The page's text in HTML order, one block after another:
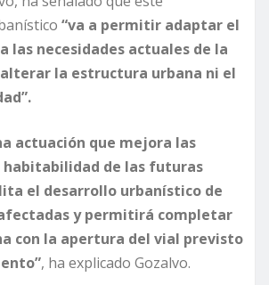
“va a permitir adaptar el
las necesidades actuales de la
la estructura urbana ni el
actuación que mejora las
habitabilidad de las futuras
el desarrollo urbanístico de
y permitirá completar
con la apertura del vial previsto
, ha explicado Gozalvo.